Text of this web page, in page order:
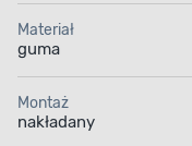
Materiał
guma
Montaż
nakładany